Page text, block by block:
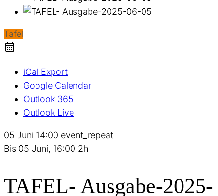
Tafel
iCal Export
Google Calendar
Outlook 365
Outlook Live
05 Juni 14:00 event_repeat
Bis 05 Juni, 16:00 2h
TAFEL- Ausgabe-2025-